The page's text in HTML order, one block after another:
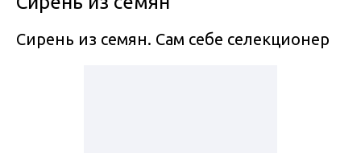
Сирень из семян. Сам себе селекционер